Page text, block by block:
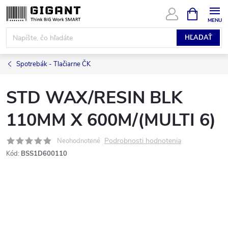
Prejsť
na
obsah
HĽADAŤ
KOŠÍK
Spotrebák - Tlačiarne ČK
STD WAX/RESIN BLK
110MM X 600M/(MULTI 6)
Neohodnotené Podrobnosti hodnotenia
Kód: BSS1D600110